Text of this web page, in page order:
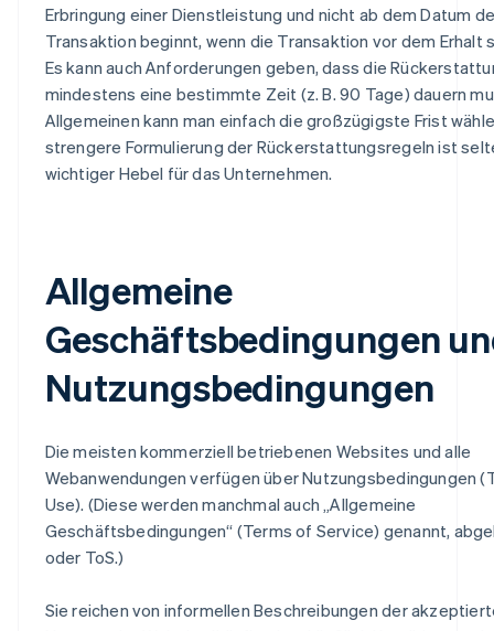
Erbringung einer Dienstleistung und nicht ab dem Datum
Transaktion beginnt, wenn die Transaktion vor dem
Es kann auch Anforderungen geben, dass die
mindestens eine bestimmte Zeit (z. B. 90 Tage) dauern
Allgemeinen kann man einfach die großzügigste Frist
strengere Formulierung der Rückerstattungsregeln ist
wichtiger Hebel für das Unternehmen.
Allgemeine
Geschäftsbedingungen
Nutzungsbedingungen
Die meisten kommerziell betriebenen Websites und alle
Webanwendungen verfügen über Nutzungsbedingungen
Use). (Diese werden manchmal auch „Allgemeine
Geschäftsbedingungen“ (Terms of Service) genannt,
oder ToS.)
Sie reichen von informellen Beschreibungen der